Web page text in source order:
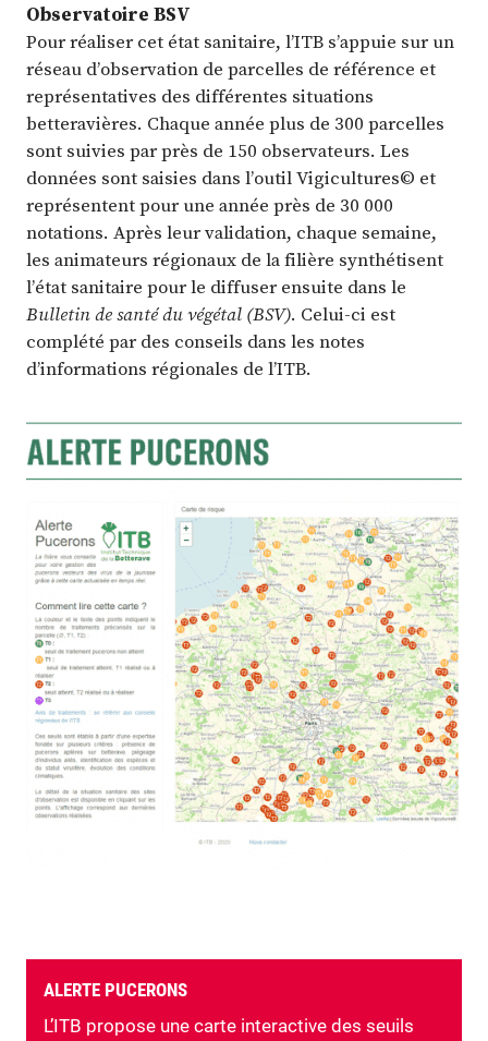
Observatoire BSV
Pour réaliser cet état sanitaire, l’ITB s’appuie sur un
réseau d’observation de parcelles de référence et
représentatives des différentes situations
betteravières. Chaque année plus de 300 parcelles
sont suivies par près de 150 observateurs. Les
données sont saisies dans l’outil Vigicultures© et
représentent pour une année près de 30 000
notations. Après leur validation, chaque semaine,
les animateurs régionaux de la filière synthétisent
l’état sanitaire pour le diffuser ensuite dans le
Bulletin de santé du végétal (BSV). Celui-ci est
complété par des conseils dans les notes
d’informations régionales de l’ITB.
ALERTE PUCERONS
L’ITB propose une carte interactive des seuils